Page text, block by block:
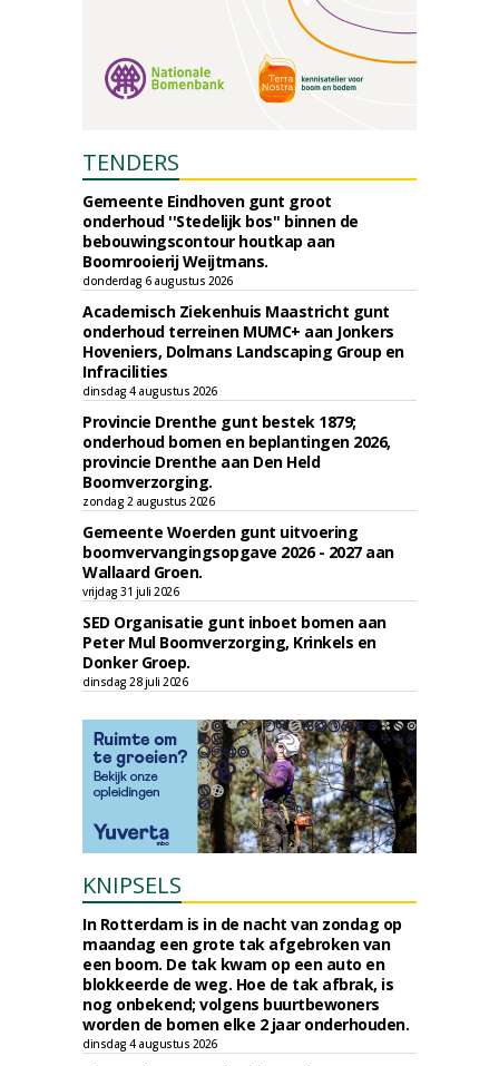
TENDERS
Gemeente Eindhoven gunt groot
onderhoud ''Stedelijk bos'' binnen de
bebouwingscontour houtkap aan
Boomrooierij Weijtmans.
donderdag 6 augustus 2026
Academisch Ziekenhuis Maastricht gunt
onderhoud terreinen MUMC+ aan Jonkers
Hoveniers, Dolmans Landscaping Group en
Infracilities
dinsdag 4 augustus 2026
Provincie Drenthe gunt bestek 1879;
onderhoud bomen en beplantingen 2026,
provincie Drenthe aan Den Held
Boomverzorging.
zondag 2 augustus 2026
Gemeente Woerden gunt uitvoering
boomvervangingsopgave 2026 - 2027 aan
Wallaard Groen.
vrijdag 31 juli 2026
SED Organisatie gunt inboet bomen aan
Peter Mul Boomverzorging, Krinkels en
Donker Groep.
dinsdag 28 juli 2026
KNIPSELS
In Rotterdam is in de nacht van zondag op
maandag een grote tak afgebroken van
een boom. De tak kwam op een auto en
blokkeerde de weg. Hoe de tak afbrak, is
nog onbekend; volgens buurtbewoners
worden de bomen elke 2 jaar onderhouden.
dinsdag 4 augustus 2026